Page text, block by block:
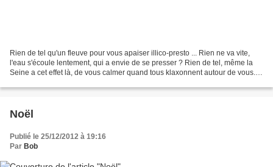
Rien de tel qu'un fleuve pour vous apaiser illico-presto ... Rien ne va vite,
l'eau s'écoule lentement, qui a envie de se presser ? Rien de tel, même la
Seine a cet effet là, de vous calmer quand tous klaxonnent autour de vous.
Noël
Publié le 25/12/2012 à 19:16
Par Bob